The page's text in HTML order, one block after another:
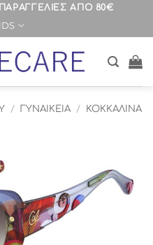
ΑΠΟ 80€
/ ΓΥΝΑΙΚΕΙΑ / ΚΟΚΚΑΛΙΝΑ